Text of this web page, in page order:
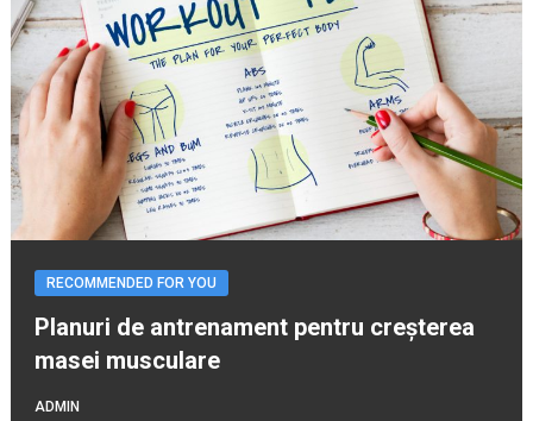
RECOMMENDED FOR YOU
Planuri de antrenament pentru creșterea
masei musculare
ADMIN